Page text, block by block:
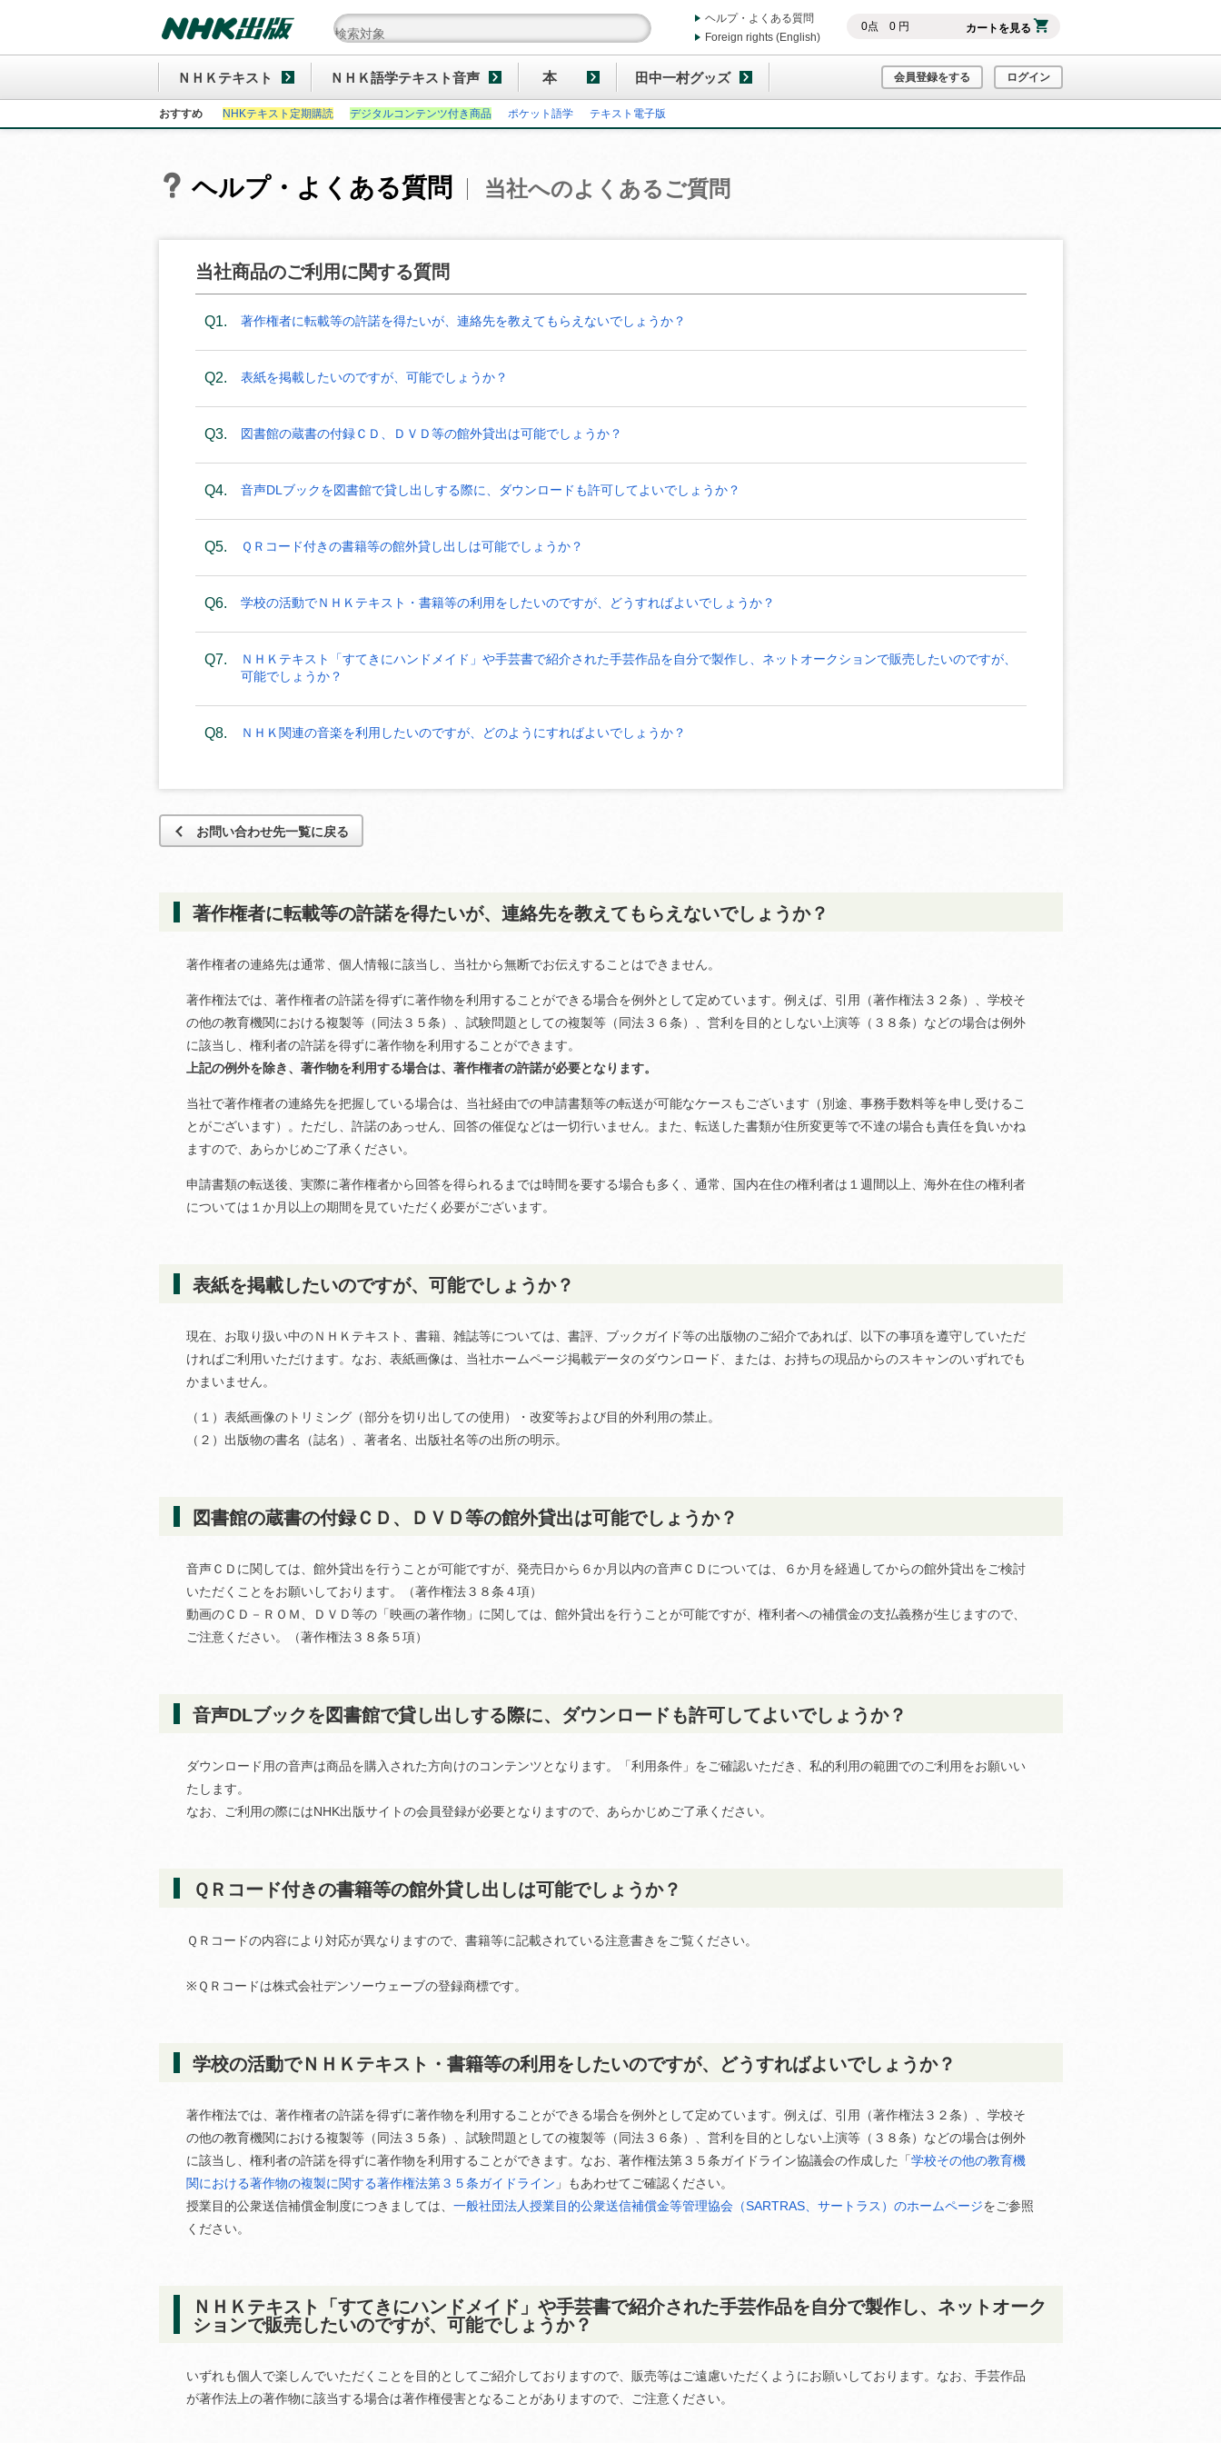
0点 0円 カートを見る
ヘルプ・よくある質問
Foreign rights (English)
ＮＨＫテキスト ＮＨＫ語学テキスト音声 本 田中一村グッズ 会員登録をする ログイン
おすすめ NHKテキスト定期購読 デジタルコンテンツ付き商品 ポケット語学 テキスト電子版
ヘルプ・よくある質問 当社へのよくあるご質問
当社商品のご利用に関する質問
Q1. 著作権者に転載等の許諾を得たいが、連絡先を教えてもらえないでしょうか？
Q2. 表紙を掲載したいのですが、可能でしょうか？
Q3. 図書館の蔵書の付録ＣＤ、ＤＶＤ等の館外貸出は可能でしょうか？
Q4. 音声DLブックを図書館で貸し出しする際に、ダウンロードも許可してよいでしょうか？
Q5. ＱＲコード付きの書籍等の館外貸し出しは可能でしょうか？
Q6. 学校の活動でＮＨＫテキスト・書籍等の利用をしたいのですが、どうすればよいでしょうか？
Q7.
ＮＨＫテキスト「すてきにハンドメイド」や手芸書で紹介された手芸作品を自分で製作し、ネットオークションで販売したいのですが、
可能でしょうか？
Q8. ＮＨＫ関連の音楽を利用したいのですが、どのようにすればよいでしょうか？
お問い合わせ先一覧に戻る
著作権者に転載等の許諾を得たいが、連絡先を教えてもらえないでしょうか？
著作権者の連絡先は通常、個人情報に該当し、当社から無断でお伝えすることはできません。
著作権法では、著作権者の許諾を得ずに著作物を利用することができる場合を例外として定めています。例えば、引用（著作権法３２条）、学校そ
の他の教育機関における複製等（同法３５条）、試験問題としての複製等（同法３６条）、営利を目的としない上演等（３８条）などの場合は例外
に該当し、権利者の許諾を得ずに著作物を利用することができます。
上記の例外を除き、著作物を利用する場合は、著作権者の許諾が必要となります。
当社で著作権者の連絡先を把握している場合は、当社経由での申請書類等の転送が可能なケースもございます（別途、事務手数料等を申し受けるこ
とがございます）。ただし、許諾のあっせん、回答の催促などは一切行いません。また、転送した書類が住所変更等で不達の場合も責任を負いかね
ますので、あらかじめご了承ください。
申請書類の転送後、実際に著作権者から回答を得られるまでは時間を要する場合も多く、通常、国内在住の権利者は１週間以上、海外在住の権利者
については１か月以上の期間を見ていただく必要がございます。
表紙を掲載したいのですが、可能でしょうか？
現在、お取り扱い中のＮＨＫテキスト、書籍、雑誌等については、書評、ブックガイド等の出版物のご紹介であれば、以下の事項を遵守していただ
ければご利用いただけます。なお、表紙画像は、当社ホームページ掲載データのダウンロード、または、お持ちの現品からのスキャンのいずれでも
かまいません。
（１）表紙画像のトリミング（部分を切り出しての使用）・改変等および目的外利用の禁止。
（２）出版物の書名（誌名）、著者名、出版社名等の出所の明示。
図書館の蔵書の付録ＣＤ、ＤＶＤ等の館外貸出は可能でしょうか？
音声ＣＤに関しては、館外貸出を行うことが可能ですが、発売日から６か月以内の音声ＣＤについては、６か月を経過してからの館外貸出をご検討
いただくことをお願いしております。（著作権法３８条４項）
動画のＣＤ－ＲＯＭ、ＤＶＤ等の「映画の著作物」に関しては、館外貸出を行うことが可能ですが、権利者への補償金の支払義務が生じますので、
ご注意ください。（著作権法３８条５項）
音声DLブックを図書館で貸し出しする際に、ダウンロードも許可してよいでしょうか？
ダウンロード用の音声は商品を購入された方向けのコンテンツとなります。「利用条件」をご確認いただき、私的利用の範囲でのご利用をお願いい
たします。
なお、ご利用の際にはNHK出版サイトの会員登録が必要となりますので、あらかじめご了承ください。
ＱＲコード付きの書籍等の館外貸し出しは可能でしょうか？
ＱＲコードの内容により対応が異なりますので、書籍等に記載されている注意書きをご覧ください。
※ＱＲコードは株式会社デンソーウェーブの登録商標です。
学校の活動でＮＨＫテキスト・書籍等の利用をしたいのですが、どうすればよいでしょうか？
著作権法では、著作権者の許諾を得ずに著作物を利用することができる場合を例外として定めています。例えば、引用（著作権法３２条）、学校そ
の他の教育機関における複製等（同法３５条）、試験問題としての複製等（同法３６条）、営利を目的としない上演等（３８条）などの場合は例外
に該当し、権利者の許諾を得ずに著作物を利用することができます。なお、著作権法第３５条ガイドライン協議会の作成した「学校その他の教育機
関における著作物の複製に関する著作権法第３５条ガイドライン 」もあわせてご確認ください。
授業目的公衆送信補償金制度につきましては、 一般社団法人授業目的公衆送信補償金等管理協会（SARTRAS、サートラス）のホームページをご参照
ください。
ＮＨＫテキスト「すてきにハンドメイド」や手芸書で紹介された手芸作品を自分で製作し、ネットオーク
ションで販売したいのですが、可能でしょうか？
いずれも個人で楽しんでいただくことを目的としてご紹介しておりますので、販売等はご遠慮いただくようにお願いしております。なお、手芸作品
が著作法上の著作物に該当する場合は著作権侵害となることがありますので、ご注意ください。